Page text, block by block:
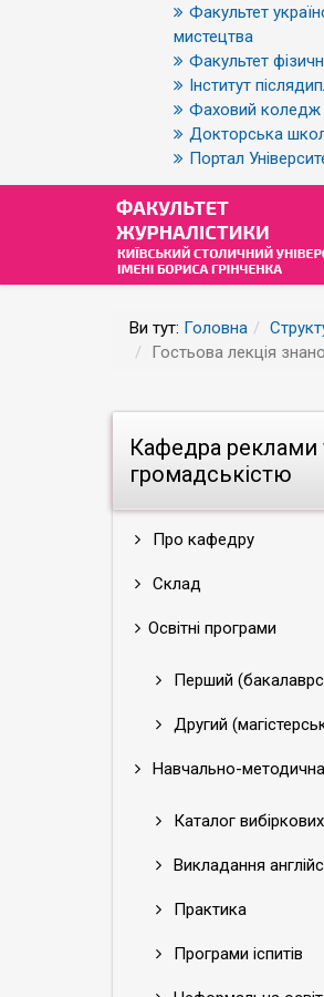
Факультет
мистецтва
Факультет
Інститут
Фаховий коледж
Докторська
Портал
Ви тут: Головна
Гостьова лекція
Кафедра реклами
громадськістю
Про кафедру
Склад
Освітні програми
Перший
Другий
Навчально-
Каталог
Викладання
Практика
Програми іспитів